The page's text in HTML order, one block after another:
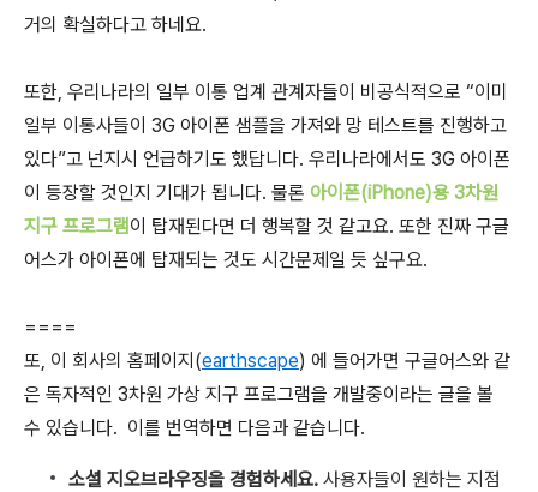
거의 확실하다고 하네요.
또한, 우리나라의 일부 이통 업계 관계자들이 비공식적으로 “이미
일부 이통사들이 3G 아이폰 샘플을 가져와 망 테스트를 진행하고
있다”고 넌지시 언급하기도 했답니다. 우리나라에서도 3G 아이폰
이 등장할 것인지 기대가 됩니다. 물론 아이폰(iPhone)용 3차원
지구 프로그램이 탑재된다면 더 행복할 것 같고요. 또한 진짜 구글
어스가 아이폰에 탑재되는 것도 시간문제일 듯 싶구요.
====
또, 이 회사의 홈페이지(earthscape) 에 들어가면 구글어스와 같
은 독자적인 3차원 가상 지구 프로그램을 개발중이라는 글을 볼
수 있습니다. 이를 번역하면 다음과 같습니다.
소셜 지오브라우징을 경험하세요. 사용자들이 원하는 지점